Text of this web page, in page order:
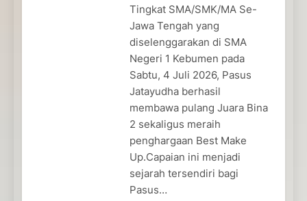
Tingkat SMA/SMK/MA Se-
Jawa Tengah yang
diselenggarakan di SMA
Negeri 1 Kebumen pada
Sabtu, 4 Juli 2026, Pasus
Jatayudha berhasil
membawa pulang Juara Bina
2 sekaligus meraih
penghargaan Best Make
Up.Capaian ini menjadi
sejarah tersendiri bagi
Pasus…